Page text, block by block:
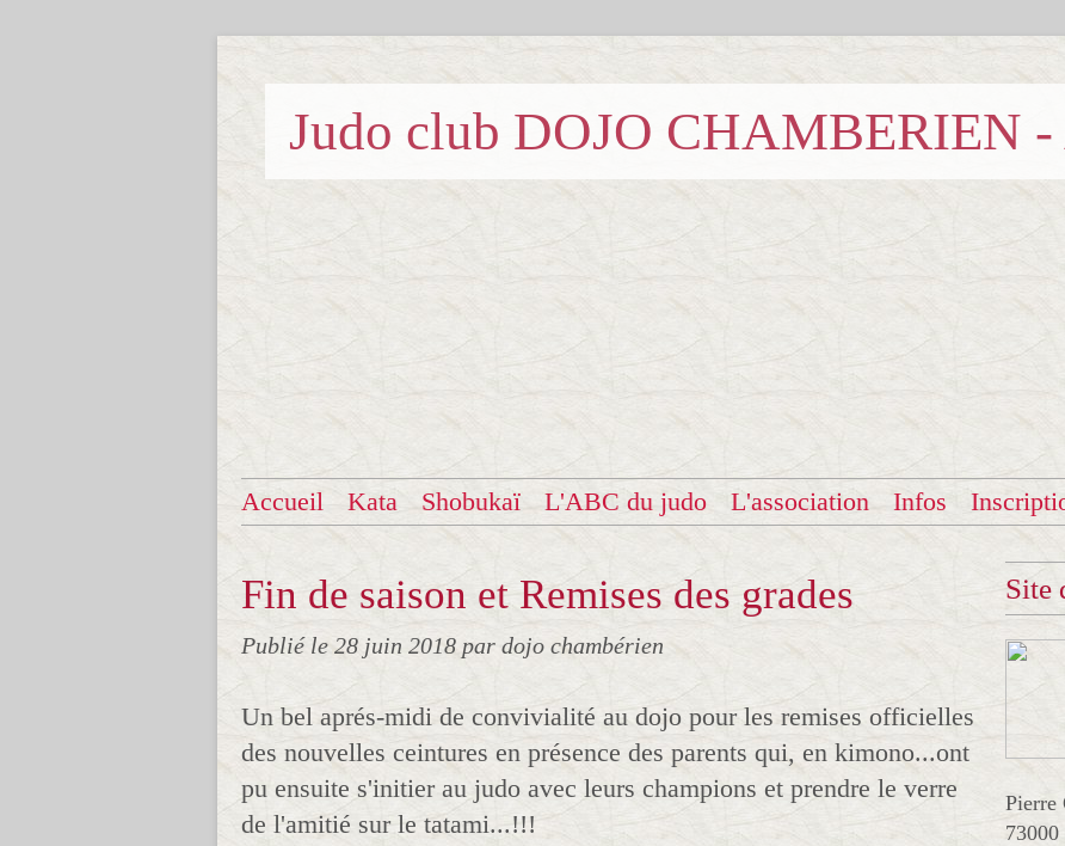
Judo club DOJO CHAMBERIEN -
Accueil Kata Shobukaï L'ABC du judo L'association Infos
Fin de saison et Remises des grades
Publié le 28 juin 2018 par dojo chambérien
Un bel aprés-midi de convivialité au dojo pour les remises officielles
des nouvelles ceintures en présence des parents qui, en kimono...ont
pu ensuite s'initier au judo avec leurs champions et prendre le verre
de l'amitié sur le tatami...!!!
Site
Pierre